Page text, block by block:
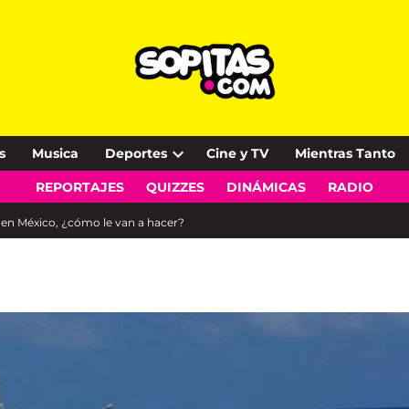
Musica Deportes
Open
dropdown
Cine y TV Mientras Tanto
REPORTAJES QUIZZES DINÁMICAS RADIO
México, ¿cómo le van a hacer?